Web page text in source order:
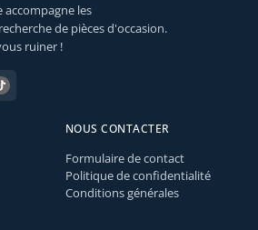
accompagne les
de pièces d'occasion.
ruiner !
NOUS CONTACTER
Formulaire de contact
Politique de confidentialité
Conditions générales